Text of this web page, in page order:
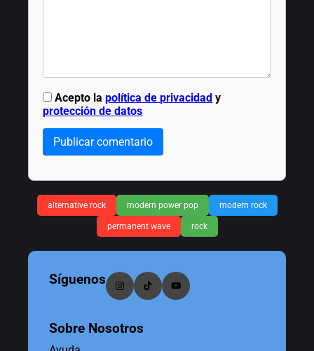
Acepto lapolítica de privacidad y
protección de datos
Publicar comentario
alternative rock modern power pop modern rock
permanent wave rock
Síguenos
Sobre Nosotros